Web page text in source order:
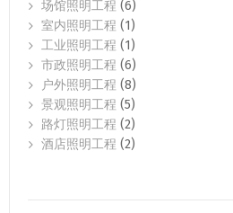
场馆照明工程 (6)
室内照明工程 (1)
工业照明工程 (1)
市政照明工程 (6)
户外照明工程 (8)
景观照明工程 (5)
路灯照明工程 (2)
酒店照明工程 (2)